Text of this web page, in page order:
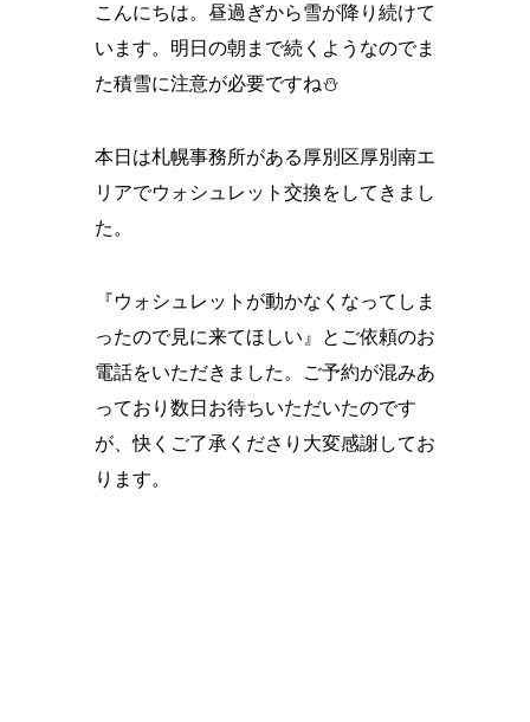
こんにちは。昼過ぎから雪が降り続けて
います。明日の朝まで続くようなのでま
た積雪に注意が必要ですね⛄
本日は札幌事務所がある厚別区厚別南エ
リアでウォシュレット交換をしてきまし
た。
『ウォシュレットが動かなくなってしま
ったので見に来てほしい』とご依頼のお
電話をいただきました。ご予約が混みあ
っており数日お待ちいただいたのです
が、快くご了承くださり大変感謝してお
ります。